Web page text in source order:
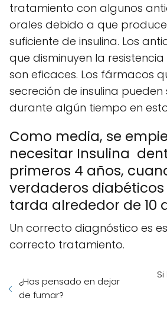
tratamiento con algunos
orales debido a que
suficiente de insulina. Los
que disminuyen la
son eficaces. Los fármacos
secreción de insulina pueden
durante algún tiempo en
Como media, se
necesitar Insulina
primeros 4 años,
verdaderos diabéticos
tarda alrededor de 10
Un correcto diagnóstico es
correcto tratamiento.
¿Has pensado en dejar
de fumar?